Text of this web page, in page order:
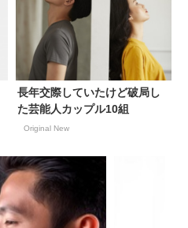
長年交際していたけど破局し
た芸能人カップル10組
Original New